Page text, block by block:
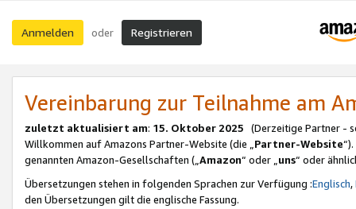
Anmelden oder Registrieren
Vereinbarung zur Teilnahme am
zuletzt aktualisiert am: 15. Oktober 2025 (Derzeitige Partner -
Willkommen auf Amazons Partner-Website (die „Partner-Website
genannten Amazon-Gesellschaften („Amazon“ oder „uns“ oder
Übersetzungen stehen in folgenden Sprachen zur Verfügung :Englisch,
den Übersetzungen gilt die englische Fassung.